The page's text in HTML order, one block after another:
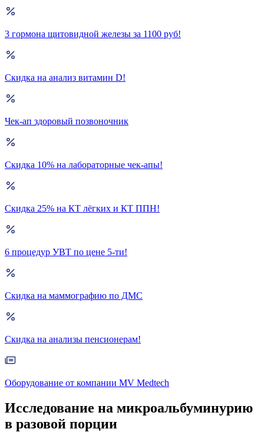
3 гормона щитовидной железы за 1100 руб!
Скидка на анализ витамин D!
Чек-ап здоровый позвоночник
Скидка 10% на лабораторные чек-апы!
Скидка 25% на КТ лёгких и КТ ППН!
6 процедур УВТ по цене 5-ти!
Скидка на маммографию по ДМС
Скидка на анализы пенсионерам!
Оборудование от компании MV Medtech
Исследование на микроальбуминурию
в разовой порции